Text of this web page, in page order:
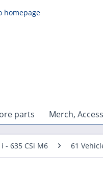
parts Merch,
i - 635 CSi M6 61